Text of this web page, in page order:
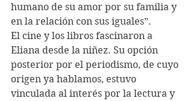
humano de su amor por su familia y
en la relación con sus iguales”.
El cine y los libros fascinaron a
Eliana desde la niñez. Su opción
posterior por el periodismo, de cuyo
origen ya hablamos, estuvo
vinculada al interés por la lectura y